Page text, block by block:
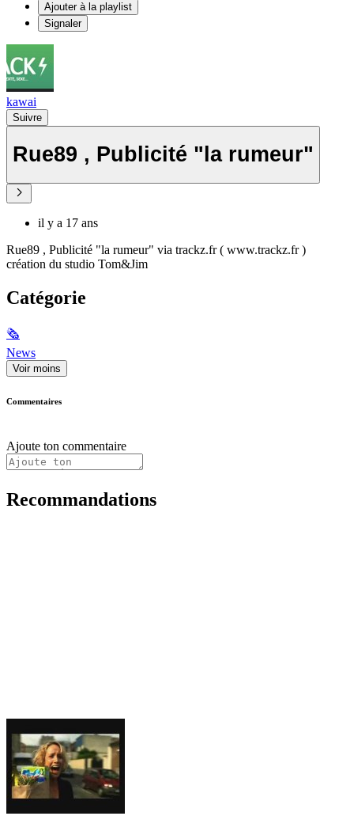
Ajouter à la playlist
Signaler
kawai
Suivre
Rue89 , Publicité "la rumeur"
il y a 17 ans
Rue89 , Publicité "la rumeur" via trackz.fr ( www.trackz.fr )
création du studio Tom&Jim
Catégorie
🗞
News
Voir moins
Commentaires
Ajoute ton commentaire
Recommandations